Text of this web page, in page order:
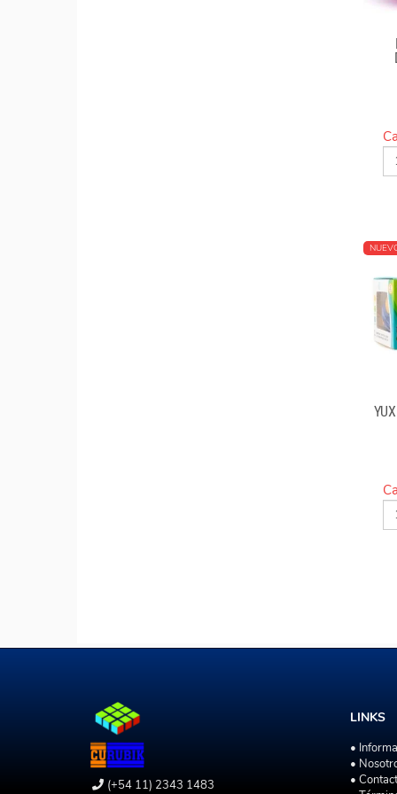
(+54 11) 2343 1483
LINKS
•
•
•